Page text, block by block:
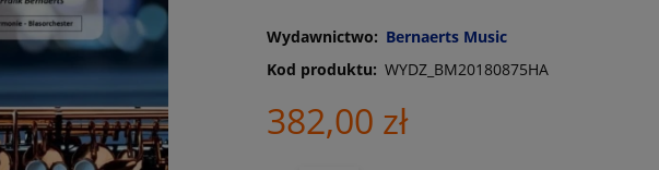
Wydawnictwo: Bernaerts Music
Kod produktu: WYDZ_BM20180875HA
382,00 zł